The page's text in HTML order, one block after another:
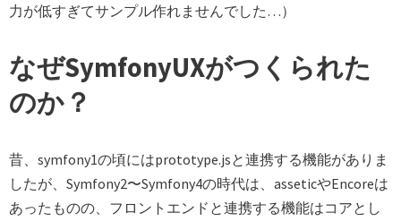
力が低すぎてサンプル作れませんでした…）
なぜSymfonyUXがつくられた
のか？
昔、symfony1の頃にはprototype.jsと連携する機能がありま
したが、Symfony2〜Symfony4の時代は、asseticやEncoreは
あったものの、フロントエンドと連携する機能はコアとし